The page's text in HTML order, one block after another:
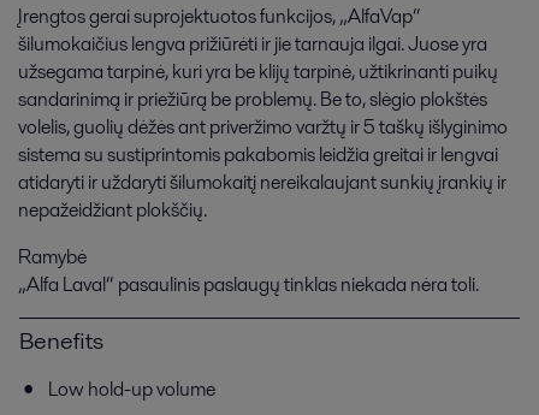
Įrengtos gerai suprojektuotos funkcijos, „AlfaVap“
šilumokaičius lengva prižiūrėti ir jie tarnauja ilgai. Juose yra
užsegama tarpinė, kuri yra be klijų tarpinė, užtikrinanti puikų
sandarinimą ir priežiūrą be problemų. Be to, slėgio plokštės
volelis, guolių dėžės ant priveržimo varžtų ir 5 taškų išlyginimo
sistema su sustiprintomis pakabomis leidžia greitai ir lengvai
atidaryti ir uždaryti šilumokaitį nereikalaujant sunkių įrankių ir
nepažeidžiant plokščių.
Ramybė
„Alfa Laval“ pasaulinis paslaugų tinklas niekada nėra toli.
Benefits
Low hold-up volume